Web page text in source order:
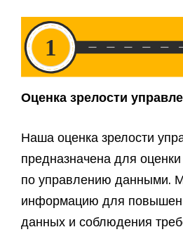
Оценка зрелости
Наша оценка зрелости
предназначена для
по управлению данными.
информацию для
данных и соблюдения